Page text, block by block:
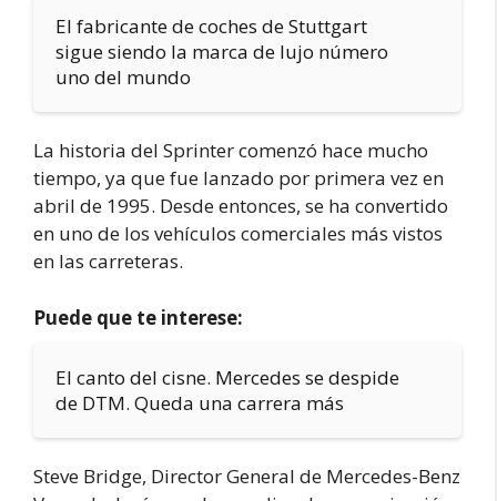
El fabricante de coches de Stuttgart
sigue siendo la marca de lujo número
uno del mundo
La historia del Sprinter comenzó hace mucho
tiempo, ya que fue lanzado por primera vez en
abril de 1995. Desde entonces, se ha convertido
en uno de los vehículos comerciales más vistos
en las carreteras.
Puede que te interese:
El canto del cisne. Mercedes se despide
de DTM. Queda una carrera más
Steve Bridge, Director General de Mercedes-Benz